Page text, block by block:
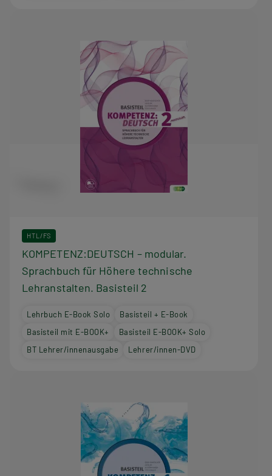
HTL/FS
KOMPETENZ:DEUTSCH – modular.
Sprachbuch für Höhere technische
Lehranstalten. Basisteil 2
Lehrbuch E-Book Solo
Basisteil + E-Book
Basisteil mit E-BOOK+
Basisteil E-BOOK+ Solo
BT Lehrer/innenausgabe
Lehrer/innen-DVD